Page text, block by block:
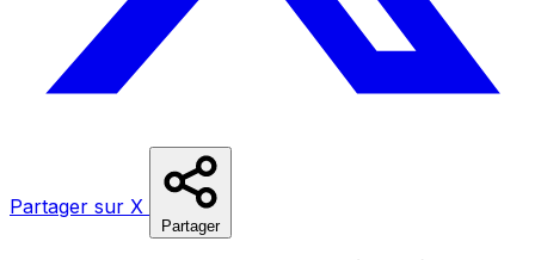
Partager sur X
Partager